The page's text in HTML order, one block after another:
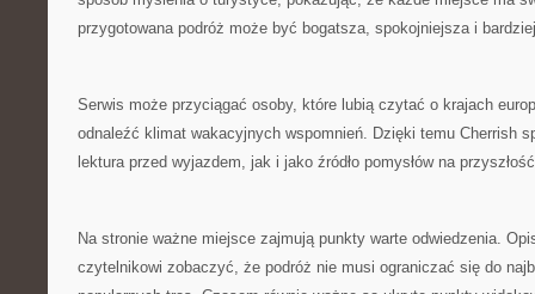
przygotowana podróż może być bogatsza, spokojniejsza i
Serwis może przyciągać osoby, które lubią czytać o krajach
odnaleźć klimat wakacyjnych wspomnień. Dzięki temu Cherrish
lektura przed wyjazdem, jak i jako źródło pomysłów na
Na stronie ważne miejsce zajmują punkty warte odwiedzenia.
czytelnikowi zobaczyć, że podróż nie musi ograniczać się do